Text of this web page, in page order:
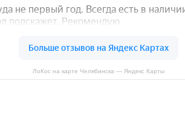
ЛоКос на карте Челябинска — Яндекс Карты